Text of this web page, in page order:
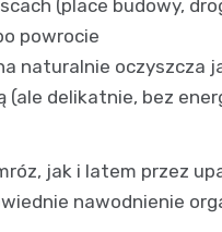
(place budowy,
powrocie
naturalnie oczyszcza
delikatnie, bez
jak i latem przez
nawodnienie